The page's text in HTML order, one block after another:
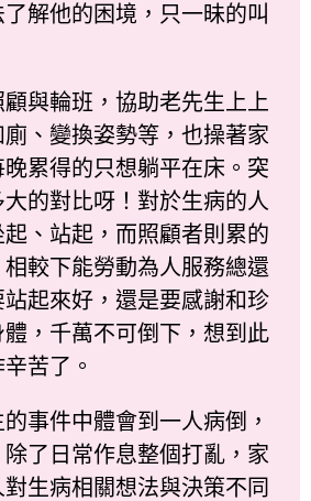
解他的困境，只一昧的叫
輪班，協助老先生上上
、變換姿勢等，也操著家
累得的只想躺平在床。突
的對比呀！對於生病的人
、站起，而照顧者則累的
較下能勞動為人服務總還
起來好，還是要感謝和珍
，千萬不可倒下，想到此
苦了。
件中體會到一人病倒，
了日常作息整個打亂，家
生病相關想法與決策不同